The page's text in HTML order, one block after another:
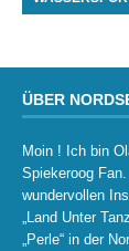
ÜBER
Moin ! Ich bin
Spiekeroog
wundervollen
„Land Unter
„Perle“ in der